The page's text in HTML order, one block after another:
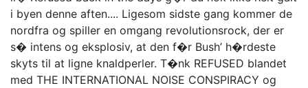
i byen denne aften.... Ligesom sidste gang kommer de
nordfra og spiller en omgang revolutionsrock, der er
s� intens og eksplosiv, at den f�r Bush’ h�rdeste
skyts til at ligne knaldperler. T�nk REFUSED blandet
med THE INTERNATIONAL NOISE CONSPIRACY og